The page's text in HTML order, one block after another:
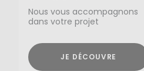
Nous vous accompagnons
dans votre projet
JE DÉCOUVRE